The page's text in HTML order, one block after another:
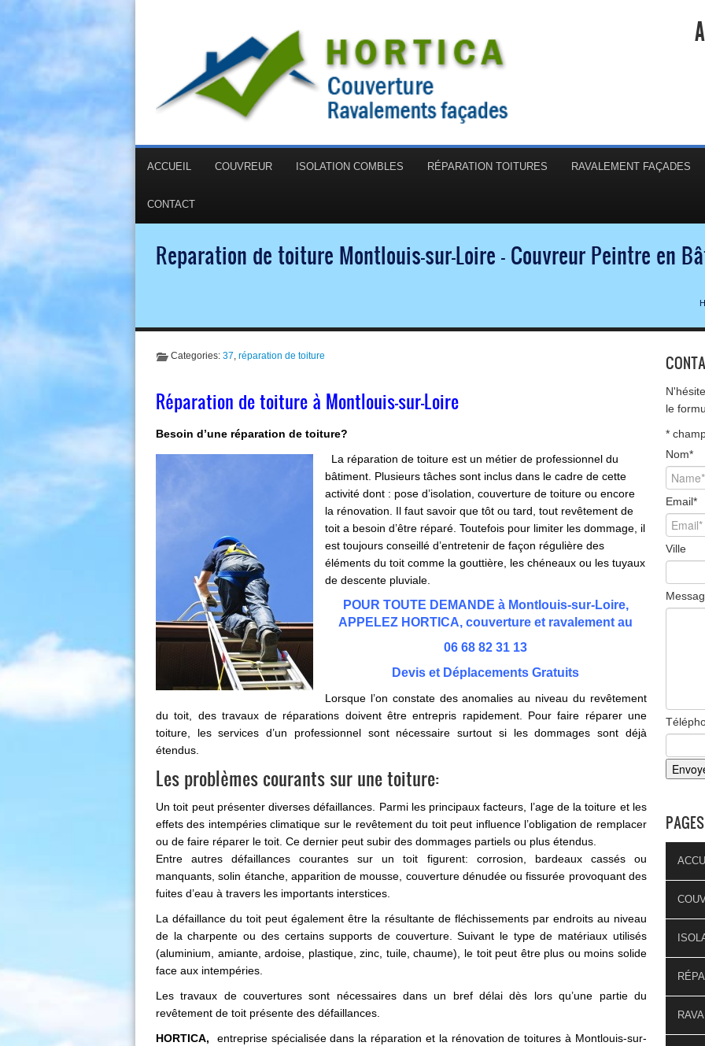
ACCUEIL COUVREUR ISOLATION COMBLES RÉPARATION TOITURES RAVALEMENT FAÇADES
CONTACT
Reparation de toiture Montlouis-sur-Loire - Couvreur Peintre en
Categories: 37, réparation de toiture
Réparation de toiture à Montlouis-sur-Loire
Besoin d’une réparation de toiture?
La réparation de toiture est un métier de professionnel du
bâtiment. Plusieurs tâches sont inclus dans le cadre de cette
activité dont : pose d’isolation, couverture de toiture ou encore
la rénovation. Il faut savoir que tôt ou tard, tout revêtement de
toit a besoin d’être réparé. Toutefois pour limiter les dommage, il
est toujours conseillé d’entretenir de façon régulière des
éléments du toit comme la gouttière, les chéneaux ou les tuyaux
de descente pluviale.
POUR TOUTE DEMANDE à Montlouis-sur-Loire,
APPELEZ HORTICA, couverture et ravalement au
06 68 82 31 13
Devis et Déplacements Gratuits
Lorsque l’on constate des anomalies au niveau du revêtement
du toit, des travaux de réparations doivent être entrepris rapidement. Pour faire réparer une
toiture, les services d’un professionnel sont nécessaire surtout si les dommages sont déjà
étendus.
Les problèmes courants sur une toiture:
Un toit peut présenter diverses défaillances. Parmi les principaux facteurs, l’age de la toiture et les
effets des intempéries climatique sur le revêtement du toit peut influence l’obligation de remplacer
ou de faire réparer le toit. Ce dernier peut subir des dommages partiels ou plus étendus.
Entre autres défaillances courantes sur un toit figurent: corrosion, bardeaux cassés ou
manquants, solin étanche, apparition de mousse, couverture dénudée ou fissurée provoquant des
fuites d’eau à travers les importants interstices.
La défaillance du toit peut également être la résultante de fléchissements par endroits au niveau
de la charpente ou des certains supports de couverture. Suivant le type de matériaux utilisés
(aluminium, amiante, ardoise, plastique, zinc, tuile, chaume), le toit peut être plus ou moins solide
face aux intempéries.
Les travaux de couvertures sont nécessaires dans un bref délai dès lors qu’une partie du
revêtement de toit présente des défaillances.
HORTICA, entreprise spécialisée dans la réparation et la rénovation de toitures à Montlouis-sur-
le
*
Nom*
Email*
Ville